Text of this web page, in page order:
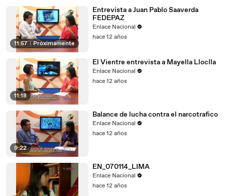
11:57 | Próximamente
Entrevista a Juan Pablo Saaverda
FEDEPAZ
Enlace Nacional
hace 12 años
11:18
El Vientre entrevista a Mayella Lloclla
Enlace Nacional
hace 12 años
9:22
Balance de lucha contra el narcotrafico
Enlace Nacional
hace 12 años
EN_070114_LIMA
Enlace Nacional
hace 12 años